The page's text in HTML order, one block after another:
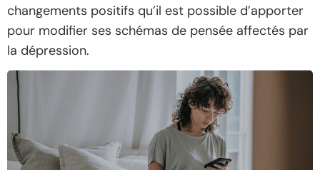
changements positifs qu’il est possible d’apporter
pour modifier ses schémas de pensée affectés par
la dépression.